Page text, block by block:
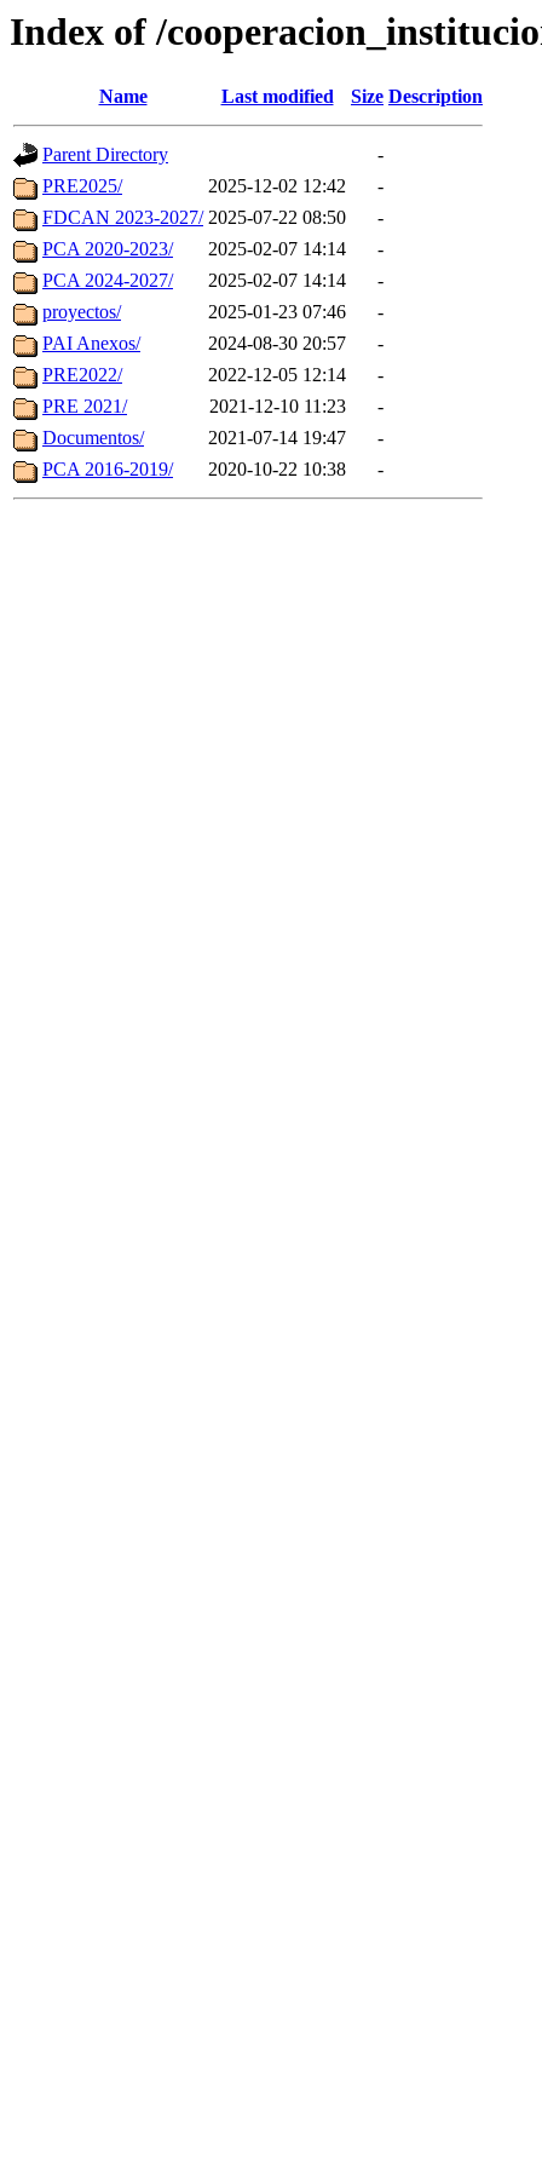
Index of /
Name Last modified Size Description
Parent Directory
-
PRE2025/
2025-12-02 12:42
-
FDCAN 2023-2027/ 2025-07-22 08:50
-
PCA 2020-2023/
2025-02-07 14:14
-
PCA 2024-2027/
2025-02-07 14:14
-
proyectos/
2025-01-23 07:46
-
PAI Anexos/
2024-08-30 20:57
-
PRE2022/
2022-12-05 12:14
-
PRE 2021/
2021-12-10 11:23
-
Documentos/
2021-07-14 19:47
-
PCA 2016-2019/
2020-10-22 10:38 -